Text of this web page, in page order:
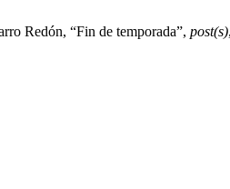
Redón, “Fin de temporada”, post(s)